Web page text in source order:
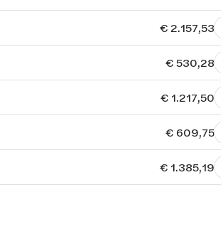
€ 2.157,53
€ 530,28
€ 1.217,50
€ 609,75
€ 1.385,19